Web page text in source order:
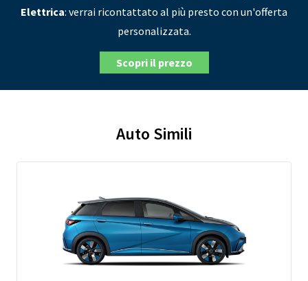
Elettrica: verrai ricontattato al più presto con un'offerta
personalizzata.
Scopri il prezzo
Auto Simili